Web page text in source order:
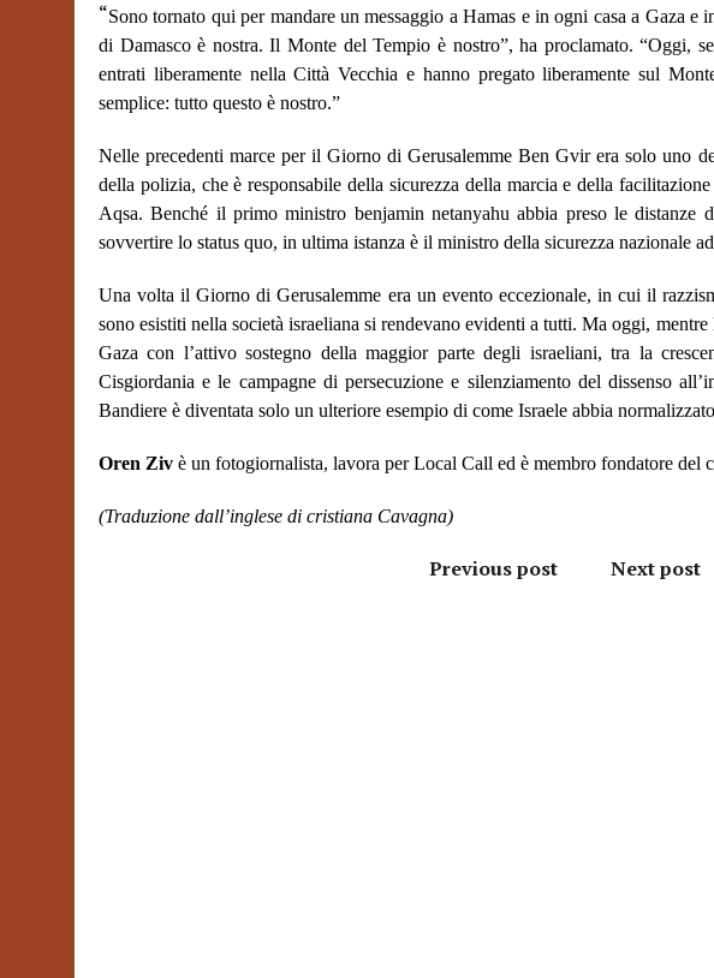
“Sono tornato qui per mandare un messaggio a Hamas e in ogni casa a Gaza e
di Damasco è nostra. Il Monte del Tempio è nostro”, ha proclamato. “Oggi,
entrati liberamente nella Città Vecchia e hanno pregato liberamente sul
semplice: tutto questo è nostro.”
Nelle precedenti marce per il Giorno di Gerusalemme Ben Gvir era solo uno
della polizia, che è responsabile della sicurezza della marcia e della
Aqsa. Benché il primo ministro benjamin netanyahu abbia preso le
sovvertire lo status quo, in ultima istanza è il ministro della sicurezza nazionale
Una volta il Giorno di Gerusalemme era un evento eccezionale, in cui il
sono esistiti nella società israeliana si rendevano evidenti a tutti. Ma oggi, mentre
Gaza con l’attivo sostegno della maggior parte degli israeliani, tra la
Cisgiordania e le campagne di persecuzione e silenziamento del dissenso
Bandiere è diventata solo un ulteriore esempio di come Israele abbia
Oren Ziv è un fotogiornalista, lavora per Local Call ed è membro fondatore del
(Traduzione dall’inglese di cristiana Cavagna)
Previous post Next post